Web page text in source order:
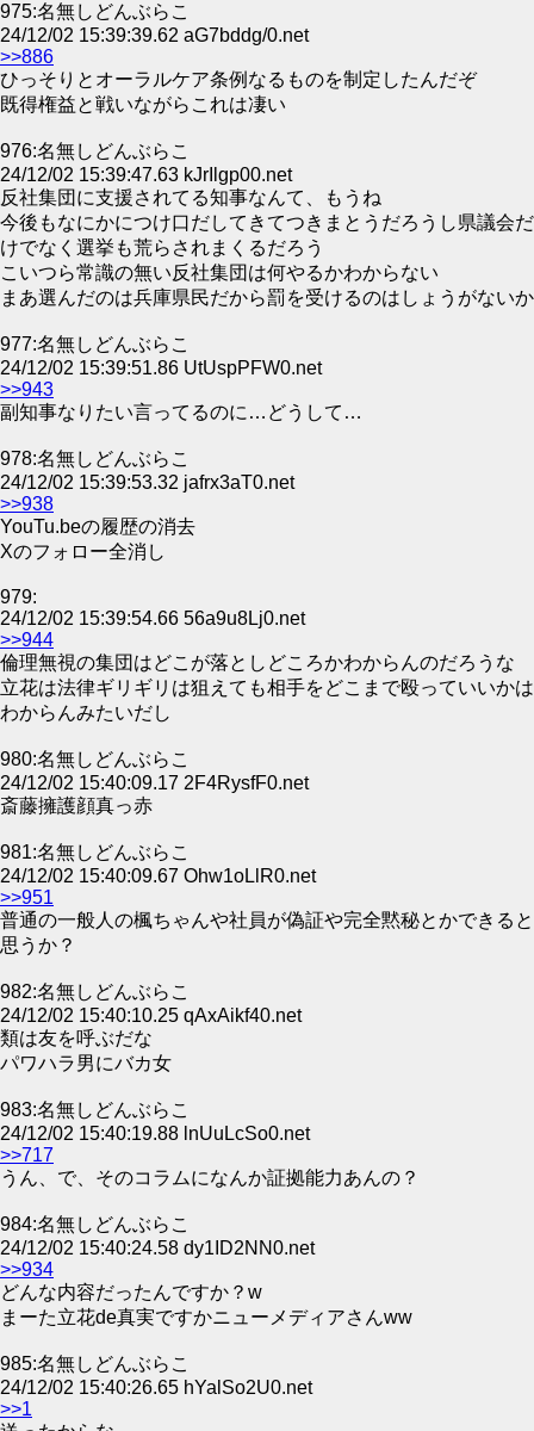
975:名無しどんぶらこ
24/12/02 15:39:39.62 aG7bddg/0.net
>>886
ひっそりとオーラルケア条例なるものを制定したんだぞ
既得権益と戦いながらこれは凄い
976:名無しどんぶらこ
24/12/02 15:39:47.63 kJrIlgp00.net
反社集団に支援されてる知事なんて、もうね
今後もなにかにつけ口だしてきてつきまとうだろうし県議会だ
けでなく選挙も荒らされまくるだろう
こいつら常識の無い反社集団は何やるかわからない
まあ選んだのは兵庫県民だから罰を受けるのはしょうがないか
977:名無しどんぶらこ
24/12/02 15:39:51.86 UtUspPFW0.net
>>943
副知事なりたい言ってるのに…どうして…
978:名無しどんぶらこ
24/12/02 15:39:53.32 jafrx3aT0.net
>>938
YouTu.beの履歴の消去
Xのフォロー全消し
979:
24/12/02 15:39:54.66 56a9u8Lj0.net
>>944
倫理無視の集団はどこが落としどころかわからんのだろうな
立花は法律ギリギリは狙えても相手をどこまで殴っていいかは
わからんみたいだし
980:名無しどんぶらこ
24/12/02 15:40:09.17 2F4RysfF0.net
斎藤擁護顔真っ赤
981:名無しどんぶらこ
24/12/02 15:40:09.67 Ohw1oLlR0.net
>>951
普通の一般人の楓ちゃんや社員が偽証や完全黙秘とかできると
思うか？
982:名無しどんぶらこ
24/12/02 15:40:10.25 qAxAikf40.net
類は友を呼ぶだな
パワハラ男にバカ女
983:名無しどんぶらこ
24/12/02 15:40:19.88 lnUuLcSo0.net
>>717
うん、で、そのコラムになんか証拠能力あんの？
984:名無しどんぶらこ
24/12/02 15:40:24.58 dy1ID2NN0.net
>>934
どんな内容だったんですか？w
まーた立花de真実ですかニューメディアさんww
985:名無しどんぶらこ
24/12/02 15:40:26.65 hYalSo2U0.net
>>1